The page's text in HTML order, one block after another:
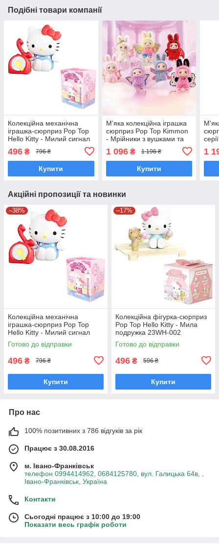
Подібні товари компанії
Колекційна механічна
іграшка-сюрприз Pop Top
Hello Kitty - Милий сигнал
496 ₴ 796 ₴
Купити
М’яка колекційна іграшка
сюрприз Pop Top Kimmon
- Мрійники з вушками та
556016
1 096₴ 1 196 ₴
Купити
1
Акційні пропозиції та новинки
–38%
Колекційна механічна
іграшка-сюрприз Pop Top
Hello Kitty - Милий сигнал
24MDL-002
Готово до відправки
496 ₴ 796 ₴
Купити
–17%
Колекційна фігурка-сюрприз
Pop Top Hello Kitty - Мила
подружка 23WH-002
Готово до відправки
496 ₴ 596 ₴
Купити
Про нас
100% позитивних з 786 відгуків за рік
Працює з 30.08.2016
м. Івано-Франківськ
телефон 0994414962, 0684125780, вул. Галицька 64в, ,
Івано-Франківськ, Україна
Контакти
Сьогодні працює з 10:00 до 19:00
Показати весь графік роботи